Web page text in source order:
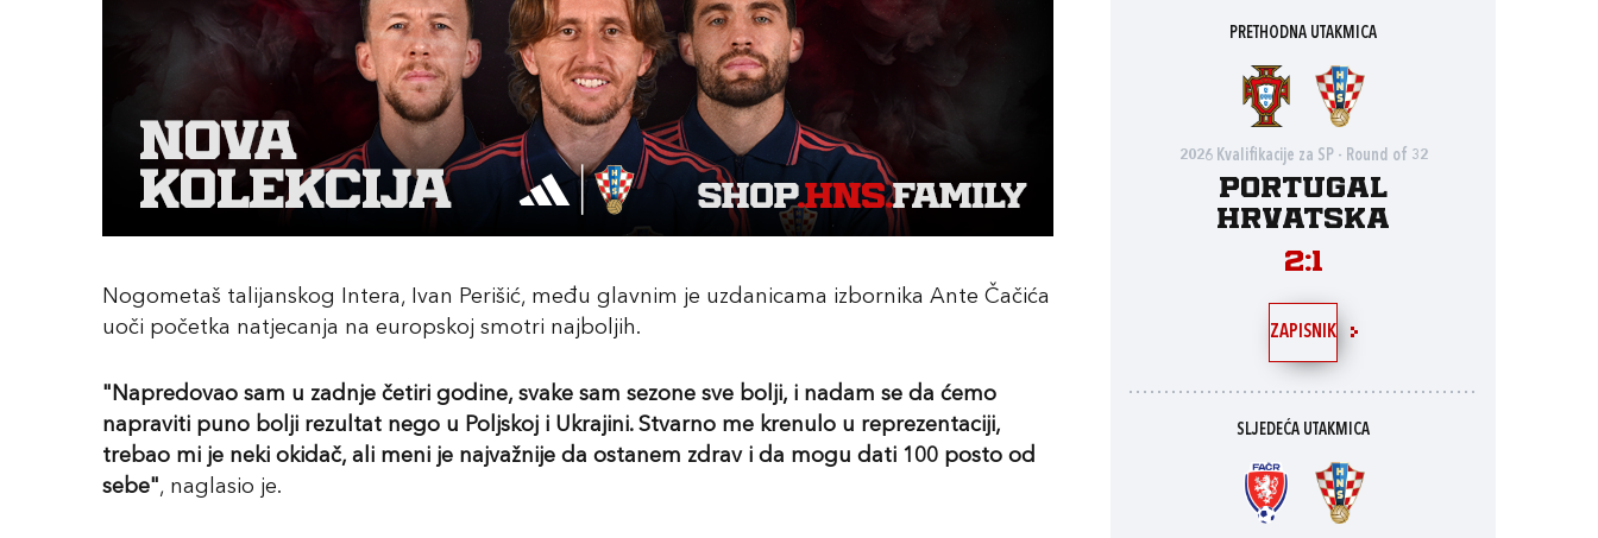
Nogometaš talijanskog Intera, Ivan Perišić, među glavnim je uzdanicama izbornika Ante Čačića
uoči početka natjecanja na europskoj smotri najboljih.
"Napredovao sam u zadnje četiri godine, svake sam sezone sve bolji, i nadam se da ćemo
napraviti puno bolji rezultat nego u Poljskoj i Ukrajini. Stvarno me krenulo u reprezentaciji,
trebao mi je neki okidač, ali meni je najvažnije da ostanem zdrav i da mogu dati 100 posto od
sebe", naglasio je.
PRETHODNA UTAKMICA
2026 Kvalifikacije za SP - Round of 32
Portugal
Hrvatska
2:1
ZAPISNIK
SLJEDEĆA UTAKMICA